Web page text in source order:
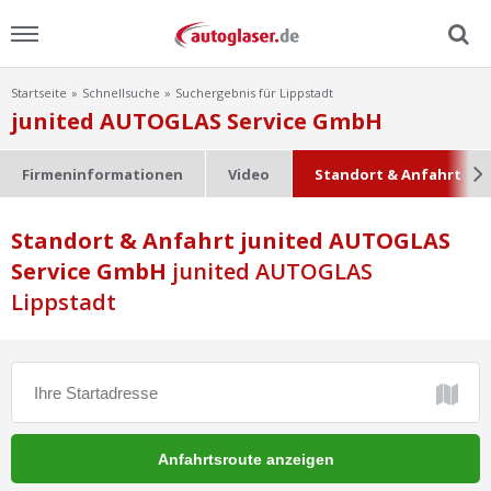
Menu
Home
Ratgeber
FAQ
Lexikon
Startseite Schnellsuche Suchergebnis für Lippstadt
junited AUTOGLAS Service GmbH
Firmeninformationen Video Standort & Anfahrt
Standort & Anfahrt junited AUTOGLAS
Service GmbH junited AUTOGLAS
Lippstadt